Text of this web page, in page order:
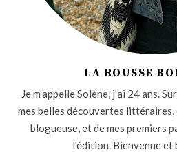
LA ROUSSE
Je m'appelle Solène, j'ai 24 ans.
mes belles découvertes
blogueuse, et de mes premiers
l'édition. Bienvenue et